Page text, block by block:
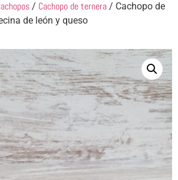
/ Cachopo de ternera / Cachopo de
de león y queso